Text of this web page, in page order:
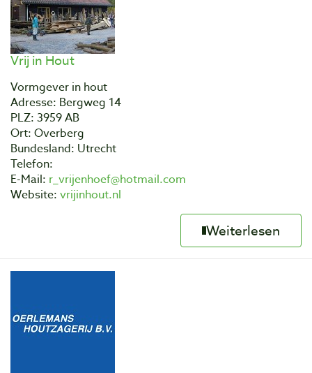
Vrij in Hout
Vormgever in hout
Adresse: Bergweg 14
PLZ: 3959 AB
Ort: Overberg
Bundesland: Utrecht
Telefon:
E-Mail: r_vrijenhoef@hotmail.com
Website: vrijinhout.nl
Weiterlesen